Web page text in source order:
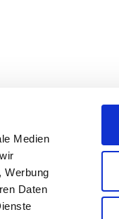
Medien
Werbung
Daten